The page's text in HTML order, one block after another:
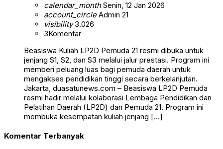
calendar_monthSenin, 12 Jan 2026
account_circleAdmin 21
visibility3.026
3Komentar
Beasiswa Kuliah LP2D Pemuda 21 resmi dibuka untuk
jenjang S1, S2, dan S3 melalui jalur prestasi. Program ini
memberi peluang luas bagi pemuda daerah untuk
mengakses pendidikan tinggi secara berkelanjutan.
Jakarta, duasatunews.com – Beasiswa LP2D Pemuda
resmi hadir melalui kolaborasi Lembaga Pendidikan dan
Pelatihan Daerah (LP2D) dan Pemuda 21. Program ini
membuka kesempatan kuliah jenjang […]
Komentar Terbanyak